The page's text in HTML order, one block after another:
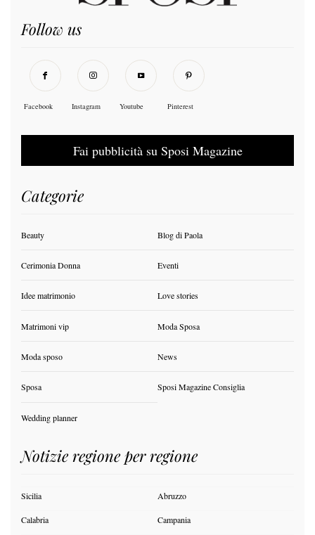
Follow us
Facebook Instagram Youtube Pinterest
Fai pubblicità su Sposi Magazine
Categorie
Beauty Blog di Paola
Cerimonia Donna Eventi
Idee matrimonio Love stories
Matrimoni vip Moda Sposa
Moda sposo News
Sposa Sposi Magazine Consiglia
Wedding planner
Notizie regione per regione
Sicilia Abruzzo
Calabria Campania